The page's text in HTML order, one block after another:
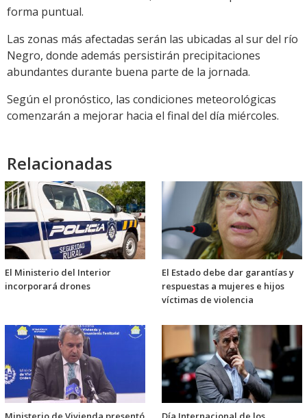
forma puntual.
Las zonas más afectadas serán las ubicadas al sur del río
Negro, donde además persistirán precipitaciones
abundantes durante buena parte de la jornada.
Según el pronóstico, las condiciones meteorológicas
comenzarán a mejorar hacia el final del día miércoles.
Relacionadas
El Ministerio del Interior
incorporará drones
El Estado debe dar garantías y
respuestas a mujeres e hijos
víctimas de violencia